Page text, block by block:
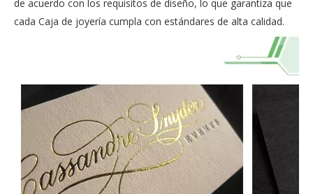
de acuerdo con los requisitos de diseño, lo que garantiza que
cada Caja de joyería cumpla con estándares de alta calidad.